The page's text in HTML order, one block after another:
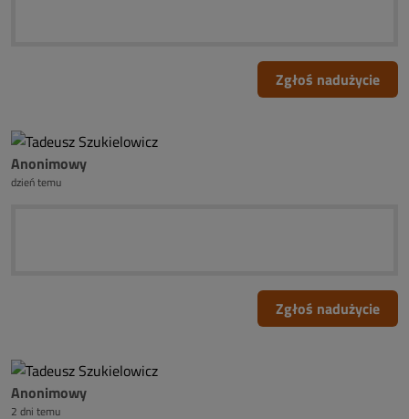
Zgłoś nadużycie
Anonimowy
dzień temu
Zgłoś nadużycie
Anonimowy
2 dni temu